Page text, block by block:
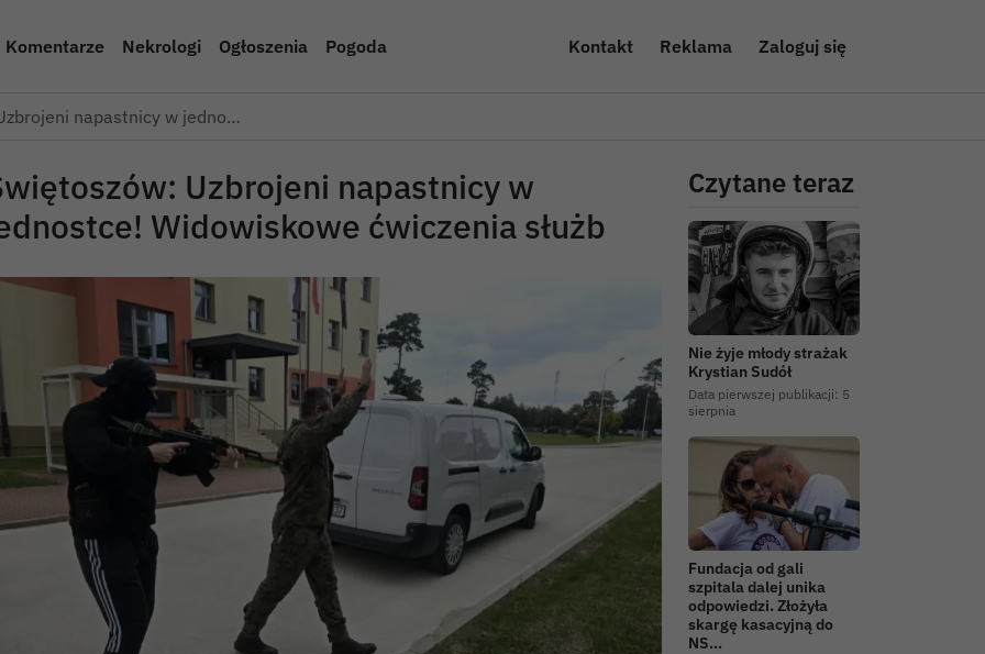
Komentarze Nekrologi Ogłoszenia Pogoda Kontakt Reklama Zaloguj się
napastnicy w jedno…
Uzbrojeni napastnicy w
Widowiskowe ćwiczenia służb
Czytane teraz
Nie żyje młody strażak
Krystian Sudół
Data pierwszej publikacji: 5
sierpnia
Fundacja od gali
szpitala dalej unika
odpowiedzi. Złożyła
skargę kasacyjną do
NS…